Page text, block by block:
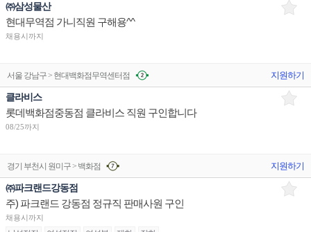
㈜삼성물산
현대무역점 가니직원 구해용^^
채용시까지
서울 강남구 > 현대백화점무역센터점 지원하기
클라비스
롯데백화점중동점 클라비스 직원 구인합니다
08/25까지
경기 부천시 원미구 > 백화점 지원하기
㈜파크랜드강동점
주) 파크랜드 강동점 정규직 판매사원 구인
채용시까지